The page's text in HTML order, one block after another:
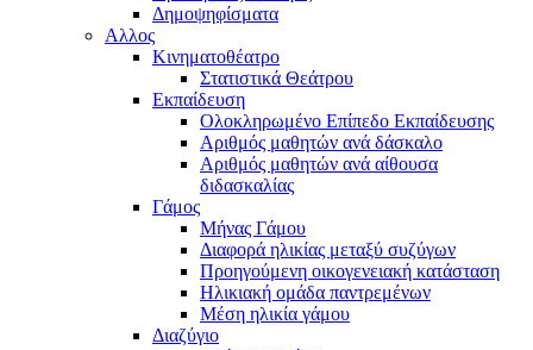
Δημοψηφίσματα
Αλλος
Κινηματοθέατρο
Στατιστικά Θεάτρου
Εκπαίδευση
Ολοκληρωμένο Επίπεδο Εκπαίδευσης
Αριθμός μαθητών ανά δάσκαλο
Αριθμός μαθητών ανά αίθουσα
διδασκαλίας
Γάμος
Μήνας Γάμου
Διαφορά ηλικίας μεταξύ συζύγων
Προηγούμενη οικογενειακή κατάσταση
Ηλικιακή ομάδα παντρεμένων
Μέση ηλικία γάμου
Διαζύγιο